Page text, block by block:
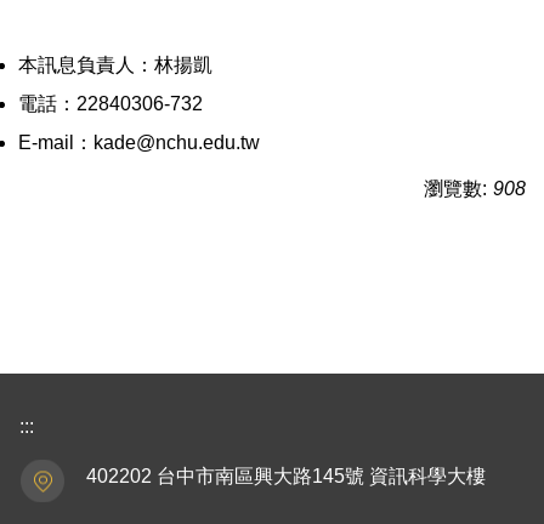
本訊息負責人：林揚凱
電話：22840306-732
E-mail：kade@nchu.edu.tw
瀏覽數: 908
:::
402202 台中市南區興大路145號 資訊科學大樓